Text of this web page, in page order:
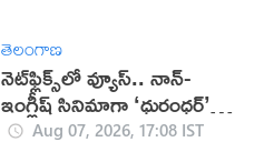
తెలంగాణ
నెట్‌ఫ్లిక్స్‌లో వ్యూస్.. నాన్-
ఇంగ్లీష్ సినిమాగా ‘ధురంధర్’
రికార్డుAug 07, 2026, 17:08 IST